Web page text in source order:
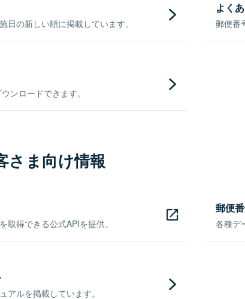
の新しい順に掲載しています。
よく
郵便番
ンロードできます。
さま向け情報
取得できる公式APIを提供。
郵便
各種デ
アルを掲載しています。